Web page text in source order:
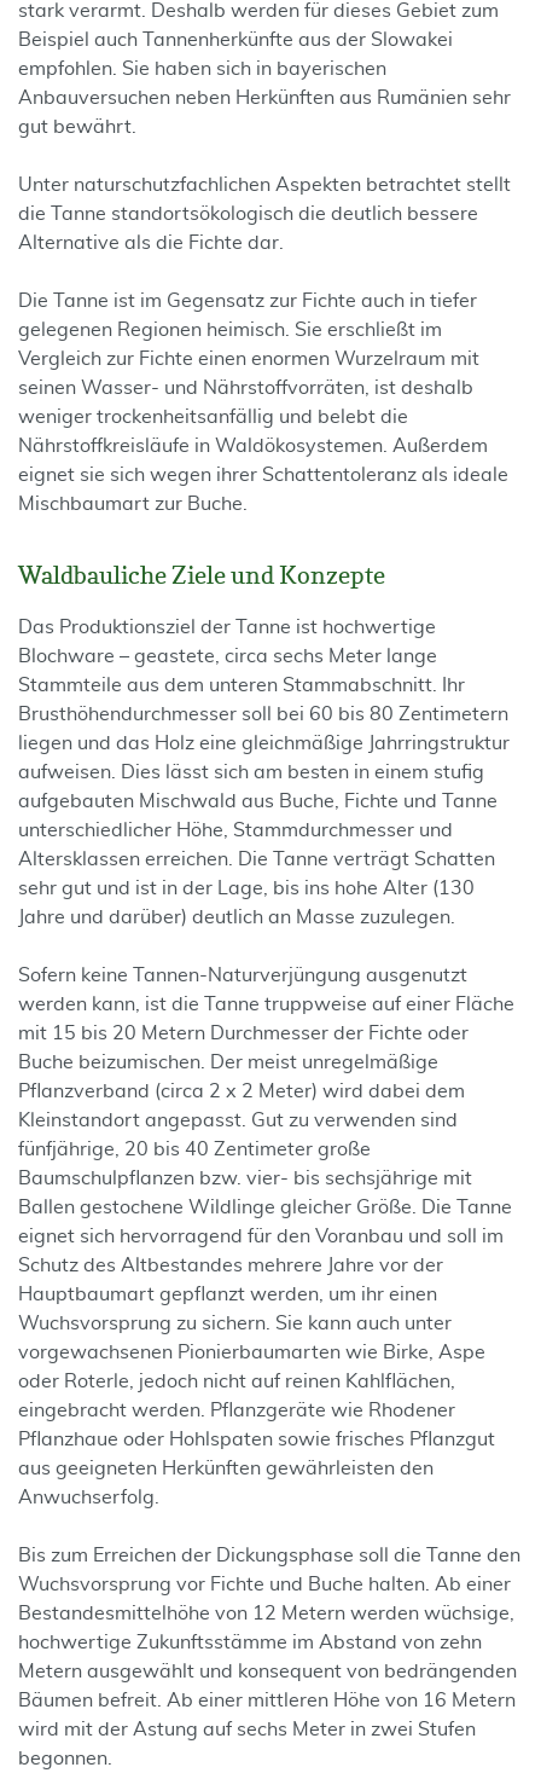
stark verarmt. Deshalb werden für dieses Gebiet zum
Beispiel auch Tannenherkünfte aus der Slowakei
empfohlen. Sie haben sich in bayerischen
Anbauversuchen neben Herkünften aus Rumänien sehr
gut bewährt.
Unter naturschutzfachlichen Aspekten betrachtet stellt
die Tanne standortsökologisch die deutlich bessere
Alternative als die Fichte dar.
Die Tanne ist im Gegensatz zur Fichte auch in tiefer
gelegenen Regionen heimisch. Sie erschließt im
Vergleich zur Fichte einen enormen Wurzelraum mit
seinen Wasser- und Nährstoffvorräten, ist deshalb
weniger trockenheitsanfällig und belebt die
Nährstoffkreisläufe in Waldökosystemen. Außerdem
eignet sie sich wegen ihrer Schattentoleranz als ideale
Mischbaumart zur Buche.
Waldbauliche Ziele und Konzepte
Das Produktionsziel der Tanne ist hochwertige
Blochware – geastete, circa sechs Meter lange
Stammteile aus dem unteren Stammabschnitt. Ihr
Brusthöhendurchmesser soll bei 60 bis 80 Zentimetern
liegen und das Holz eine gleichmäßige Jahrringstruktur
aufweisen. Dies lässt sich am besten in einem stufig
aufgebauten Mischwald aus Buche, Fichte und Tanne
unterschiedlicher Höhe, Stammdurchmesser und
Altersklassen erreichen. Die Tanne verträgt Schatten
sehr gut und ist in der Lage, bis ins hohe Alter (130
Jahre und darüber) deutlich an Masse zuzulegen.
Sofern keine Tannen-Naturverjüngung ausgenutzt
werden kann, ist die Tanne truppweise auf einer Fläche
mit 15 bis 20 Metern Durchmesser der Fichte oder
Buche beizumischen. Der meist unregelmäßige
Pflanzverband (circa 2 x 2 Meter) wird dabei dem
Kleinstandort angepasst. Gut zu verwenden sind
fünfjährige, 20 bis 40 Zentimeter große
Baumschulpflanzen bzw. vier- bis sechsjährige mit
Ballen gestochene Wildlinge gleicher Größe. Die Tanne
eignet sich hervorragend für den Voranbau und soll im
Schutz des Altbestandes mehrere Jahre vor der
Hauptbaumart gepflanzt werden, um ihr einen
Wuchsvorsprung zu sichern. Sie kann auch unter
vorgewachsenen Pionierbaumarten wie Birke, Aspe
oder Roterle, jedoch nicht auf reinen Kahlflächen,
eingebracht werden. Pflanzgeräte wie Rhodener
Pflanzhaue oder Hohlspaten sowie frisches Pflanzgut
aus geeigneten Herkünften gewährleisten den
Anwuchserfolg.
Bis zum Erreichen der Dickungsphase soll die Tanne den
Wuchsvorsprung vor Fichte und Buche halten. Ab einer
Bestandesmittelhöhe von 12 Metern werden wüchsige,
hochwertige Zukunftsstämme im Abstand von zehn
Metern ausgewählt und konsequent von bedrängenden
Bäumen befreit. Ab einer mittleren Höhe von 16 Metern
wird mit der Astung auf sechs Meter in zwei Stufen
begonnen.